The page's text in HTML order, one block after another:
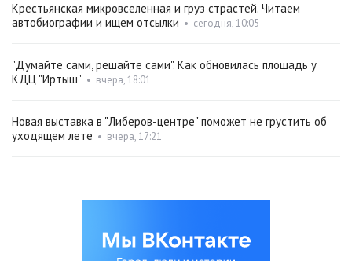
Крестьянская микровселенная и груз страстей. Читаем
автобиографии и ищем отсылки • сегодня, 10:05
"Думайте сами, решайте сами". Как обновилась площадь у
КДЦ "Иртыш" • вчера, 18:01
Новая выставка в "Либеров-центре" поможет не грустить об
уходящем лете • вчера, 17:21